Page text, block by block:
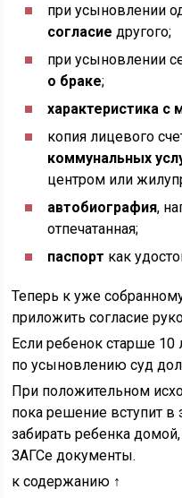
при усыновлении
согласие другого;
при усыновлении
о браке;
характеристика с
копия лицевого
коммунальных
центром или
автобиография,
отпечатанная;
паспорт как
Теперь к уже
приложить согласие
Если ребенок старше 10
по усыновлению суд
При положительном
пока решение вступит
забирать ребенка
ЗАГСе документы.
к содержанию ↑